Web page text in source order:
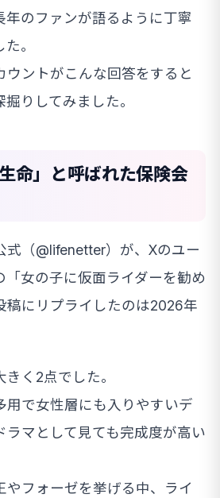
年のファンが語るように丁寧
。
ウントがこんな回答をすると
りしてみました。
命」と呼ばれた保険会
式（@lifenetter）が、Xのユー
「女の子に仮面ライダーを勧め
稿にリプライしたのは2026年
く2点でした。
用で女性層にも入りやすいデ
ラマとして見ても完成度が高い
やフォーゼを挙げる中、ライ